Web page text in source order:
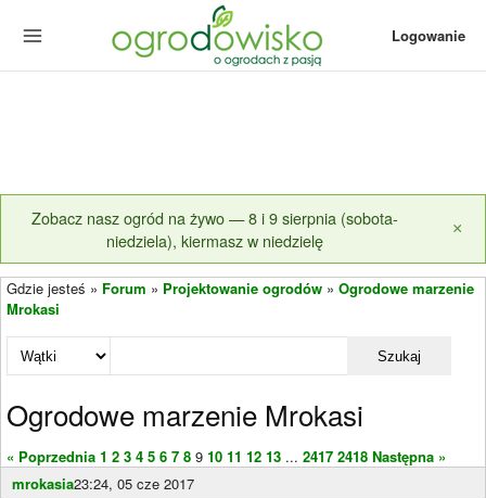
Logowanie
Zobacz nasz ogród na żywo — 8 i 9 sierpnia (sobota-
niedziela), kiermasz w niedzielę
×
Gdzie jesteś » Forum » Projektowanie ogrodów » Ogrodowe marzenie
Mrokasi
Szukaj
Ogrodowe marzenie Mrokasi
« Poprzednia 1 2 3 4 5 6 7 8 9 10 11 12 13 ... 2417 2418 Następna »
mrokasia23:24, 05 cze 2017